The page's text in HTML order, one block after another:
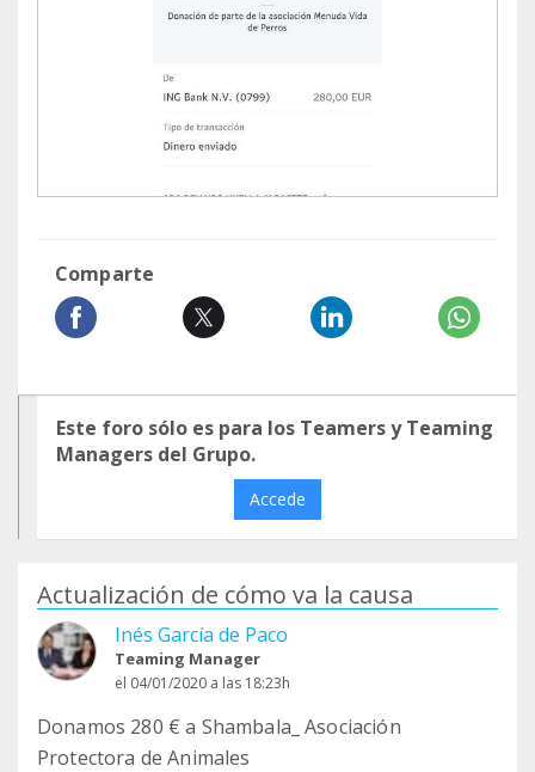
Comparte
Este foro sólo es para los Teamers y Teaming
Managers del Grupo.
Accede
Actualización de cómo va la causa
Inés García de Paco
Teaming Manager
el 04/01/2020 a las 18:23h
Donamos 280 € a Shambala_ Asociación
Protectora de Animales